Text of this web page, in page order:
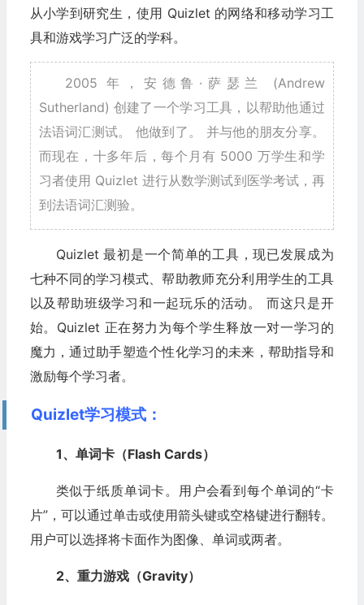
从小学到研究生，使用 Quizlet 的网络和移动学习工
具和游戏学习广泛的学科。
2005 年，安德鲁·萨瑟兰 (Andrew
Sutherland) 创建了一个学习工具，以帮助他通过
法语词汇测试。 他做到了。 并与他的朋友分享。
而现在，十多年后，每个月有 5000 万学生和学
习者使用 Quizlet 进行从数学测试到医学考试，再
到法语词汇测验。
Quizlet 最初是一个简单的工具，现已发展成为
七种不同的学习模式、帮助教师充分利用学生的工具
以及帮助班级学习和一起玩乐的活动。 而这只是开
始。Quizlet 正在努力为每个学生释放一对一学习的
魔力，通过助手塑造个性化学习的未来，帮助指导和
激励每个学习者。
Quizlet学习模式：
1、单词卡（Flash Cards）
类似于纸质单词卡。用户会看到每个单词的“卡
片”，可以通过单击或使用箭头键或空格键进行翻转。
用户可以选择将卡面作为图像、单词或两者。
2、重力游戏（Gravity）